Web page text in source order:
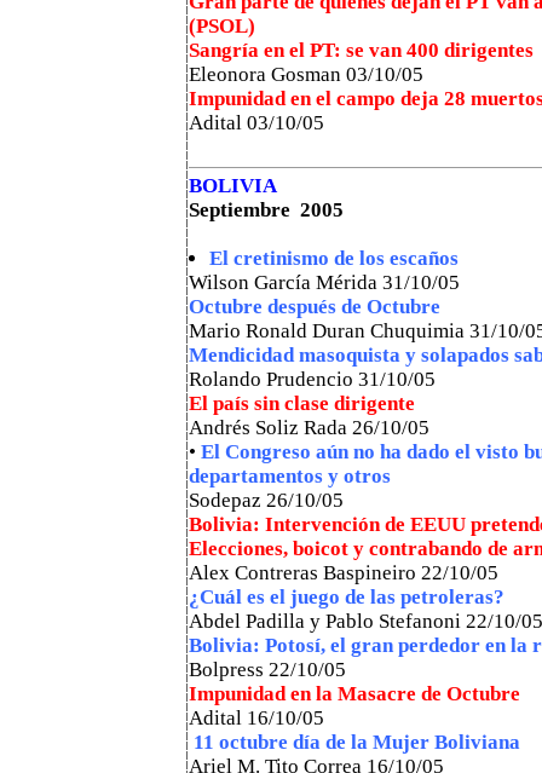
(PSOL)
Sangría en el PT: se van 400 dirigentes
Eleonora Gosman 03/10/05
Impunidad en el campo deja 28
Adital 03/10/05
BOLIVIA
Septiembre 2005
El cretinismo de los escaños
Wilson García Mérida 31/10/05
Octubre después de Octubre
Mario Ronald Duran Chuquimia 31/10/
Mendicidad masoquista y solapados
Rolando Prudencio 31/10/05
El país sin clase dirigente
Andrés Soliz Rada 26/10/05
• El Congreso aún no ha dado el visto
departamentos y otros
Sodepaz 26/10/05
Bolivia: Intervención de EEUU
Elecciones, boicot y contrabando de
Alex Contreras Baspineiro 22/10/05
¿Cuál es el juego de las petroleras?
Abdel Padilla y Pablo Stefanoni 22/10/05
Bolivia: Potosí, el gran perdedor en
Bolpress 22/10/05
Impunidad en la Masacre de Octubre
Adital 16/10/05
11 octubre día de la Mujer Boliviana
Ariel M. Tito Correa 16/10/05